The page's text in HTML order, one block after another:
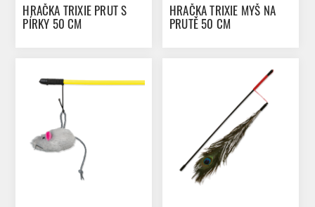
HRAČKA TRIXIE PRUT S
PÍRKY 50 CM
HRAČKA TRIXIE MYŠ NA
PRUTĚ 50 CM